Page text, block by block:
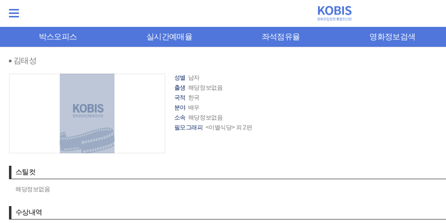
박스오피스 실시간예매율 좌석점유율 영화정보검색
김태성
성별 남자
출생 해당정보없음
국적 한국
분야 배우
소속 해당정보없음
필모그래피 <이별식당> 외 2편
스틸컷
해당정보없음
수상내역